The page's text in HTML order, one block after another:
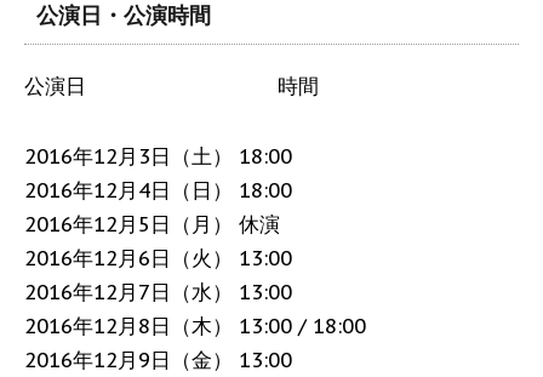
公演日・公演時間
公演日 時間
2016年12月3日（土） 18:00
2016年12月4日（日） 18:00
2016年12月5日（月） 休演
2016年12月6日（火） 13:00
2016年12月7日（水） 13:00
2016年12月8日（木） 13:00 / 18:00
2016年12月9日（金） 13:00